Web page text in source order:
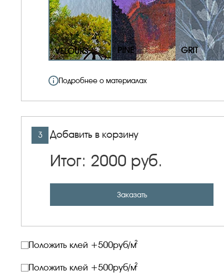
VELOURS PINE GRIT
Подробнее о материалах
3 Добавить в корзину
Итог: 2000 руб.
Заказать
Положить клей +500руб/м2
Положить клей +500руб/м2